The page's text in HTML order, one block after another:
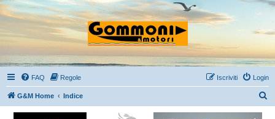
FAQ Regole Login
Iscriviti
G&M Home Indice